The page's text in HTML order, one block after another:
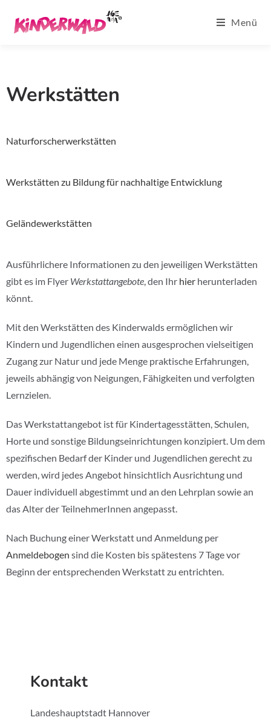
Menü
Werkstätten
Naturforscherwerkstätten
Werkstätten zu Bildung für nachhaltige Entwicklung
Geländewerkstätten
Ausführlichere Informationen zu den jeweiligen Werkstätten
gibt es im Flyer Werkstattangebote, den Ihr hier herunterladen
könnt.
Mit den Werkstätten des Kinderwalds ermöglichen wir
Kindern und Jugendlichen einen ausgesprochen vielseitigen
Zugang zur Natur und jede Menge praktische Erfahrungen,
jeweils abhängig von Neigungen, Fähigkeiten und verfolgten
Lernzielen.
Das Werkstattangebot ist für Kindertagesstätten, Schulen,
Horte und sonstige Bildungseinrichtungen konzipiert. Um dem
spezifischen Bedarf der Kinder und Jugendlichen gerecht zu
werden, wird jedes Angebot hinsichtlich Ausrichtung und
Dauer individuell abgestimmt und an den Lehrplan sowie an
das Alter der TeilnehmerInnen angepasst.
Nach Buchung einer Werkstatt und Anmeldung per
Anmeldebogen sind die Kosten bis spätestens 7 Tage vor
Beginn der entsprechenden Werkstatt zu entrichten.
Kontakt
Landeshauptstadt Hannover